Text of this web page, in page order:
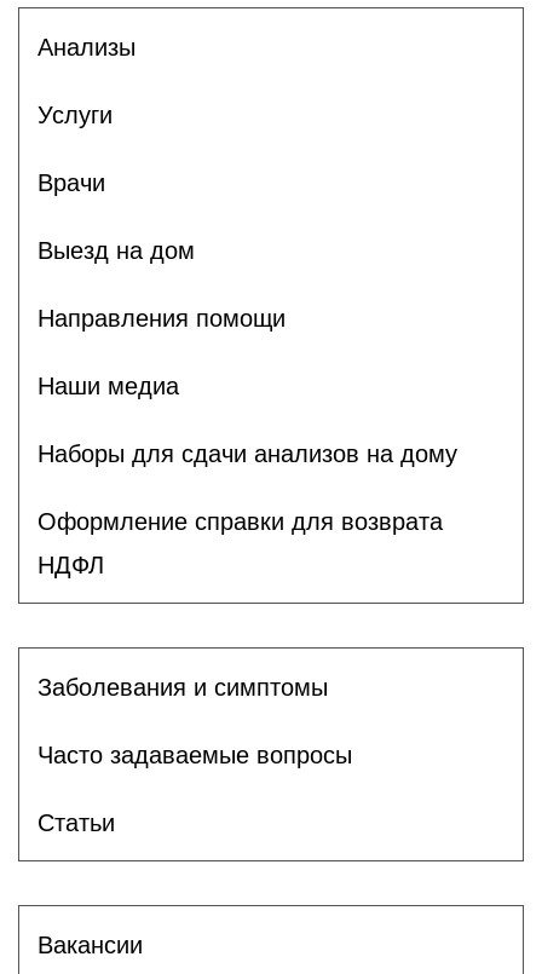
Анализы
Услуги
Врачи
Выезд на дом
Направления помощи
Наши медиа
Наборы для сдачи анализов на дому
Оформление справки для возврата
НДФЛ
Заболевания и симптомы
Часто задаваемые вопросы
Статьи
Вакансии